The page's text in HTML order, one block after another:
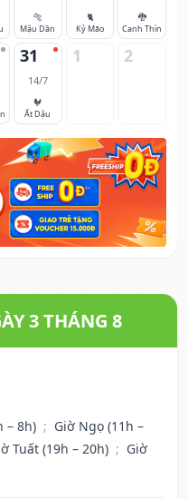
🐅
Mậu Dần
🐈
Kỷ Mão
🐉
Canh Thìn
31
14/7
🐓
Ất Dậu
1 2
3 THÁNG 8
– 8h) ; Giờ Ngọ (11h –
Tuất (19h – 20h) ; Giờ